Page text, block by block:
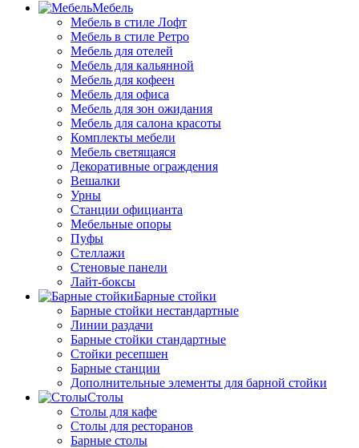
Мебель
Мебель в стиле Лофт
Мебель в стиле Ретро
Мебель для отелей
Мебель для кальянной
Мебель для кофеен
Мебель для офиса
Мебель для зон ожидания
Мебель для салона красоты
Комплекты мебели
Мебель светящаяся
Декоративные ограждения
Вешалки
Урны
Станции официанта
Мебельные опоры
Пуфы
Стеллажи
Стеновые панели
Лайт-боксы
Барные стойки
Барные стойки нестандартные
Линии раздачи
Барные стойки стандартные
Стойки ресепшен
Барные станции
Дополнительные элементы для барной стойки
Столы
Столы для кафе
Столы для ресторанов
Барные столы